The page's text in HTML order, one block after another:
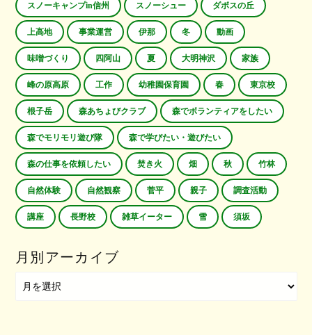
スノーキャンプin信州 スノーシュー ダボスの丘
上高地 事業運営 伊那 冬 動画
味噌づくり 四阿山 夏 大明神沢 家族
峰の原高原 工作 幼稚園保育園 春 東京校
根子岳 森あちょびクラブ 森でボランティアをしたい
森でモリモリ遊び隊 森で学びたい・遊びたい
森の仕事を依頼したい 焚き火 畑 秋 竹林
自然体験 自然観察 菅平 親子 調査活動
講座 長野校 雑草イーター 雪 須坂
月別アーカイブ